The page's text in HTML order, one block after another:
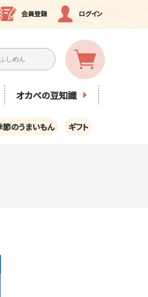
会員登録 ログイン
オカベの豆知識
節のうまいもん ギフト